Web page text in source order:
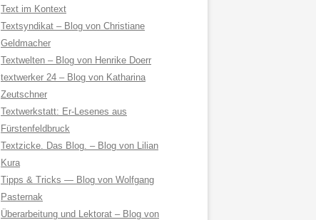
Text im Kontext
Textsyndikat – Blog von Christiane
Geldmacher
Textwelten – Blog von Henrike Doerr
textwerker 24 – Blog von Katharina
Zeutschner
Textwerkstatt: Er-Lesenes aus
Fürstenfeldbruck
Textzicke. Das Blog. – Blog von Lilian
Kura
Tipps & Tricks — Blog von Wolfgang
Pasternak
Überarbeitung und Lektorat – Blog von